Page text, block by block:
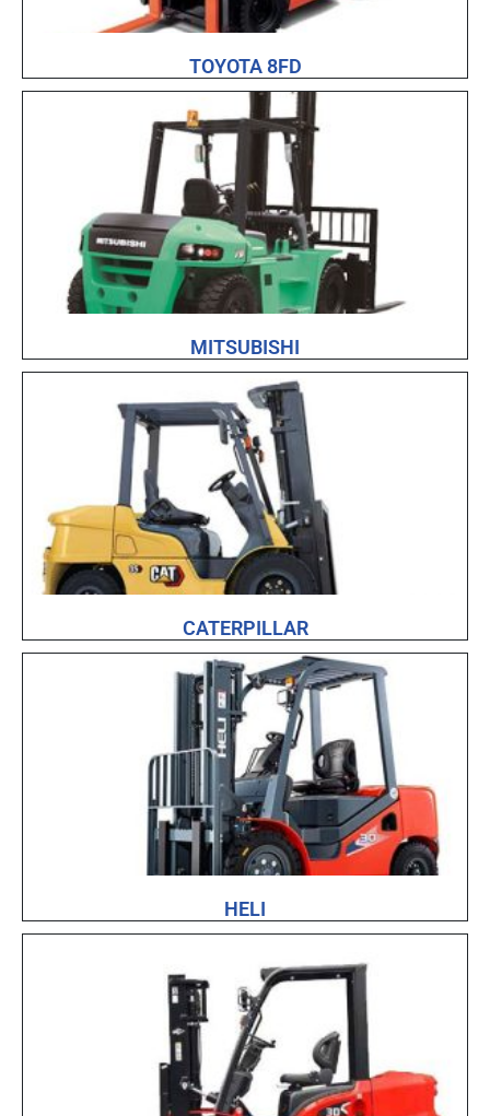
TOYOTA 8FD
MITSUBISHI
CATERPILLAR
HELI